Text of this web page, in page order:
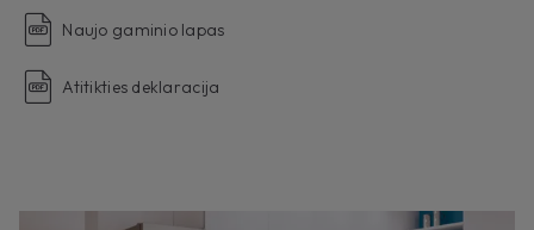
Naujo gaminio lapas
Atitikties deklaracija